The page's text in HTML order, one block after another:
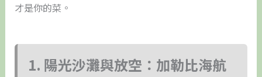
才是你的菜。
1. 陽光沙灘與放空：加勒比海航